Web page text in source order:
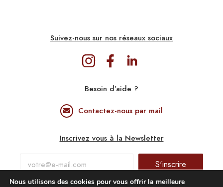
Suivez-nous sur nos réseaux sociaux
Besoin d’aide ?
Contactez-nous par mail
Inscrivez vous à la Newsletter
S'inscrire
Nous utilisons des cookies pour vous offrir la meilleure